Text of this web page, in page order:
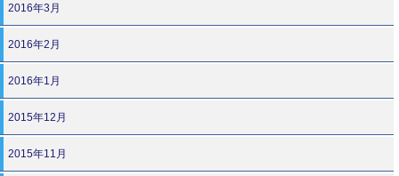
2016年3月
2016年2月
2016年1月
2015年12月
2015年11月